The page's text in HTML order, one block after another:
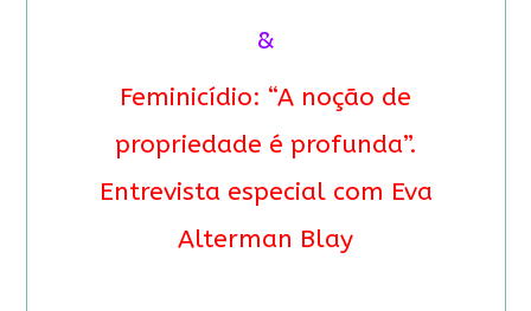
&
Feminicídio: “A noção de
propriedade é profunda”.
Entrevista especial com Eva
Alterman Blay